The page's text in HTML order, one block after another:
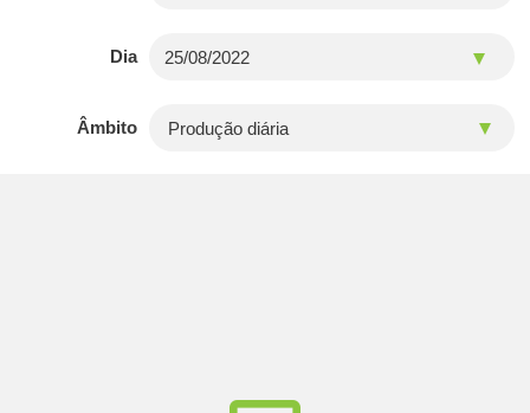
Dia
Âmbito